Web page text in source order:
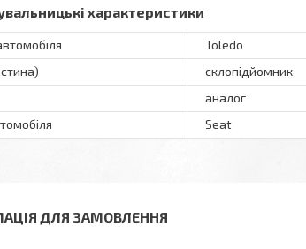
характеристики
Toledo
склопідйомник
аналог
Seat
ДЛЯ ЗАМОВЛЕННЯ